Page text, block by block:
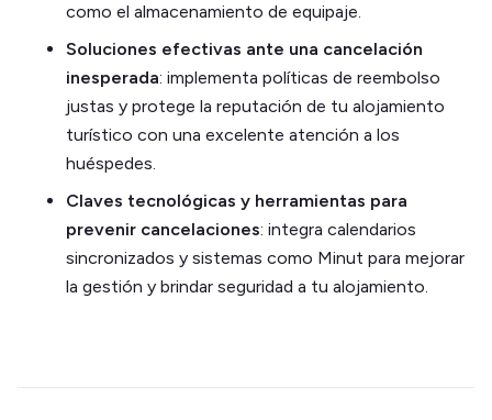
como el almacenamiento de equipaje.
Soluciones efectivas ante una cancelación
inesperada: implementa políticas de reembolso
justas y protege la reputación de tu alojamiento
turístico con una excelente atención a los
huéspedes.
Claves tecnológicas y herramientas para
prevenir cancelaciones: integra calendarios
sincronizados y sistemas como Minut para mejorar
la gestión y brindar seguridad a tu alojamiento.